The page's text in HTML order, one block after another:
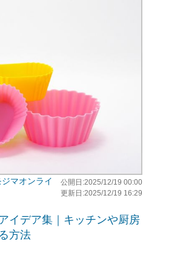
ジマオンライ
公開日:2025/12/19 00:00
更新日:2025/12/19 16:29
イデア集｜キッチンや厨房
方法